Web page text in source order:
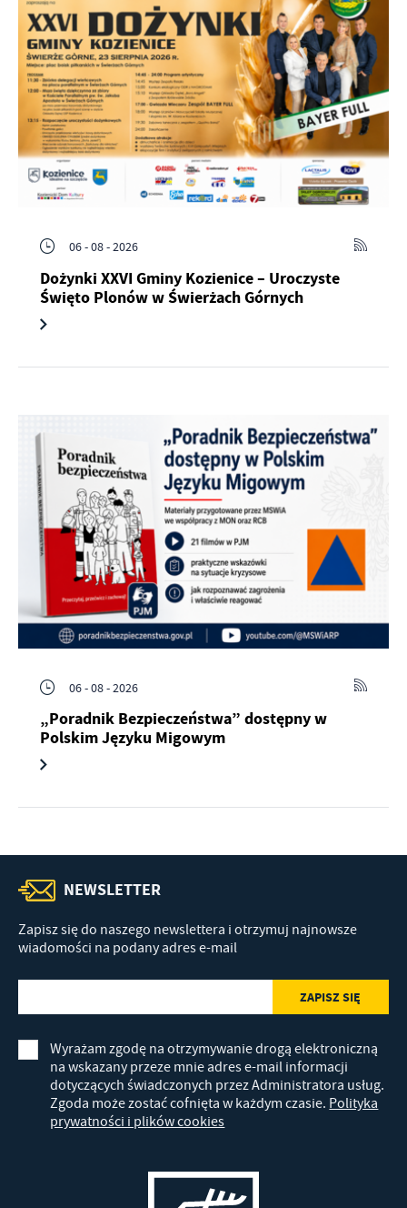
06 - 08 - 2026
Dożynki XXVI Gminy Kozienice – Uroczyste
Święto Plonów w Świerżach Górnych
06 - 08 - 2026
„Poradnik Bezpieczeństwa” dostępny w
Polskim Języku Migowym
NEWSLETTER
Zapisz się do naszego newslettera i otrzymuj najnowsze
wiadomości na podany adres e-mail
Wyrażam zgodę na otrzymywanie drogą elektroniczną
na wskazany przeze mnie adres e-mail informacji
dotyczących świadczonych przez Administratora usług.
Zgoda może zostać cofnięta w każdym czasie. Polityka
prywatności i plików cookies